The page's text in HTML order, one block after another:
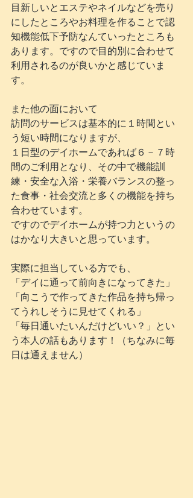
目新しいとエステやネイルなどを売り
にしたところやお料理を作ることで認
知機能低下予防なんていったところも
あります。ですので目的別に合わせて
利用されるのが良いかと感じていま
す。
また他の面において
訪問のサービスは基本的に１時間とい
う短い時間になりますが、
１日型のデイホームであれば６－７時
間のご利用となり、その中で機能訓
練・安全な入浴・栄養バランスの整っ
た食事・社会交流と多くの機能を持ち
合わせています。
ですのでデイホームが持つ力というの
はかなり大きいと思っています。
実際に担当している方でも、
「デイに通って前向きになってきた」
「向こうで作ってきた作品を持ち帰っ
てうれしそうに見せてくれる」
「毎日通いたいんだけどいい？」とい
う本人の話もあります！（ちなみに毎
日は通えません）